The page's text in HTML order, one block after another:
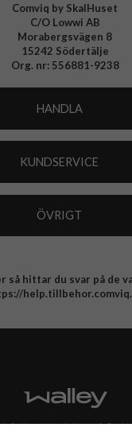
Comviq by SkalHuset
C/O Lowwi AB
Morabergsvägen 8
15242 Södertälje
Org. nr: 556881-9238
HANDLA
KUNDSERVICE
ÖVRIGT
så hittar du svar på de